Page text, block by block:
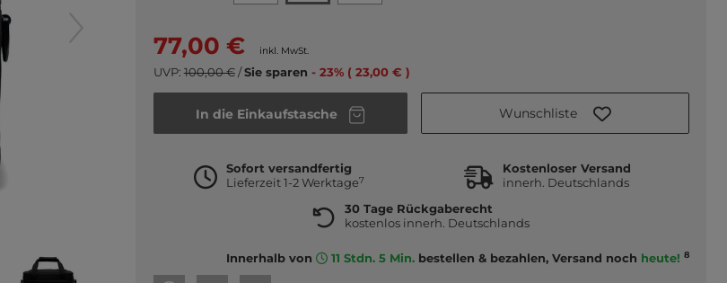
77,00 € inkl. MwSt.
UVP: 100,00 €/Sie sparen - 23% ( 23,00 € )
In die Einkaufstasche Wunschliste
Sofort versandfertig
Lieferzeit 1-2 Werktage7
Kostenloser Versand
innerh. Deutschlands
30 Tage Rückgaberecht
kostenlos innerh. Deutschlands
Innerhalb von 11 Stdn. 5 Min.bestellen & bezahlen, Versand noch heute! 8